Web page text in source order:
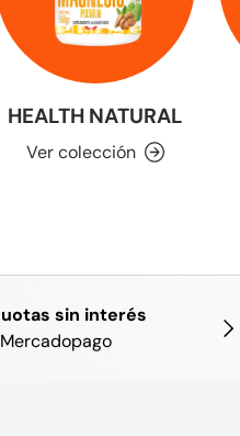
HEALTH NATURAL
Ver colección
sin interés